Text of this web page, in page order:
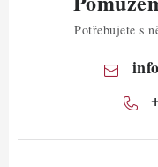
Potřebujete s
info